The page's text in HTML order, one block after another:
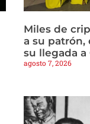
Miles de
a su patrón,
su llegada a
agosto 7, 2026